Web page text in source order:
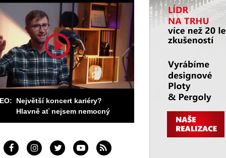
Největší koncert kariéry?
Hlavně ať nejsem nemocný